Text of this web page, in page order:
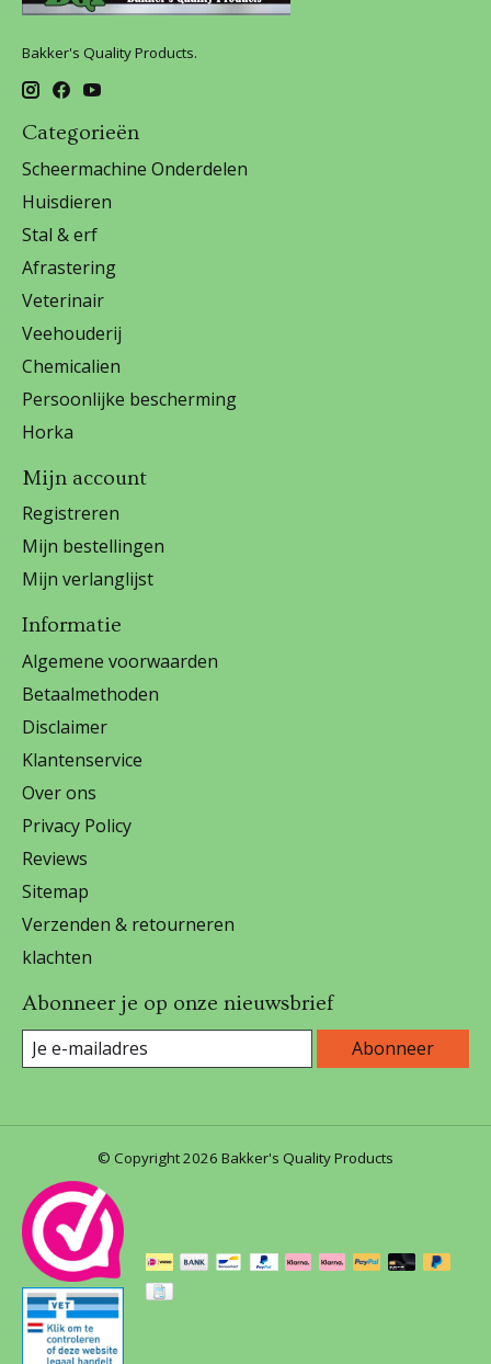
Bakker's Quality Products.
Categorieën
Scheermachine Onderdelen
Huisdieren
Stal & erf
Afrastering
Veterinair
Veehouderij
Chemicalien
Persoonlijke bescherming
Horka
Mijn account
Registreren
Mijn bestellingen
Mijn verlanglijst
Informatie
Algemene voorwaarden
Betaalmethoden
Disclaimer
Klantenservice
Over ons
Privacy Policy
Reviews
Sitemap
Verzenden & retourneren
klachten
Abonneer je op onze nieuwsbrief
Abonneer
© Copyright 2026 Bakker's Quality Products